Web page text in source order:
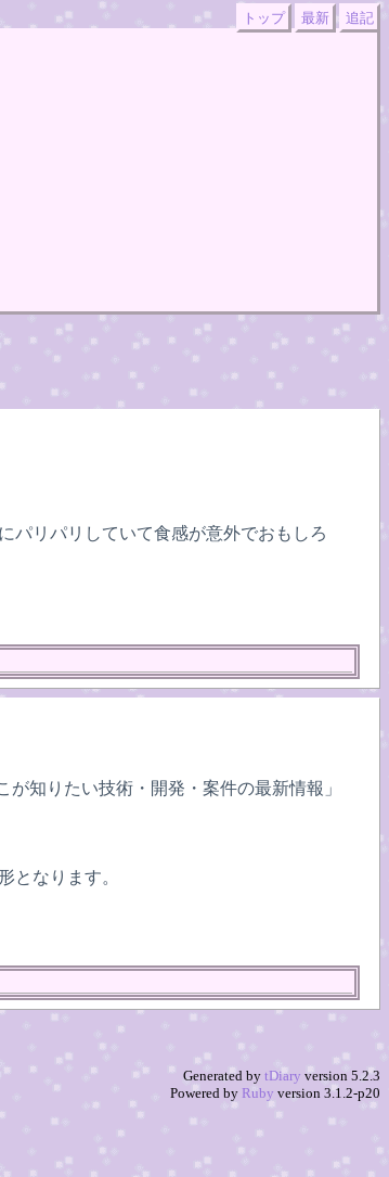
トップ 最新 追記
パリパリしていて食感が意外でおもしろ
が知りたい技術・開発・案件の最新情報」
となります。
Generated by tDiary version 5.2.3
Powered by Ruby version 3.1.2-p20